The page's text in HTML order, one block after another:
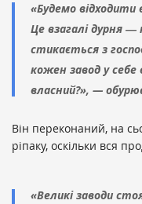
«Будемо відходити
Це взагалі дурня
стикається з
кожен завод у себе
власний?», —
Він переконаний, на
ріпаку, оскільки вся
«Великі заводи